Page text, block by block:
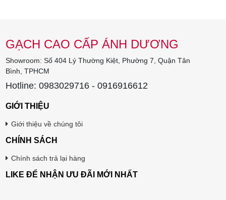
GẠCH CAO CẤP ÁNH DƯƠNG
Showroom: Số 404 Lý Thường Kiệt, Phường 7, Quận Tân
Bình, TPHCM
Hotline: 0983029716 - 0916916612
GIỚI THIỆU
Giới thiệu về chúng tôi
CHÍNH SÁCH
Chính sách trả lại hàng
LIKE ĐỂ NHẬN ƯU ĐÃI MỚI NHẤT